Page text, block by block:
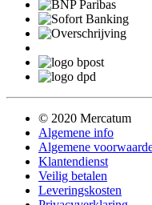
© 2020 Mercatum
Algemene info
Algemene
Klantendienst
Veilig betalen
Leveringskosten